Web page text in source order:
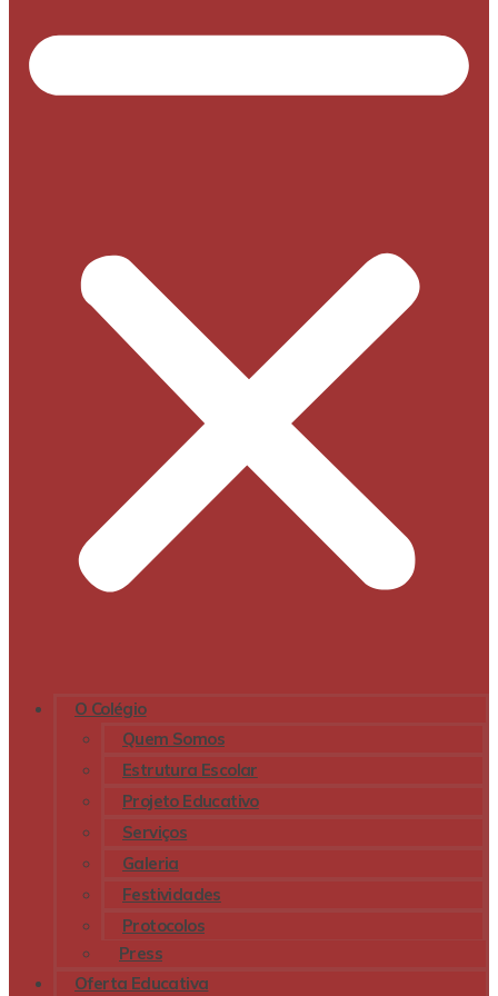
O Colégio
Quem Somos
Estrutura Escolar
Projeto Educativo
Serviços
Galeria
Festividades
Protocolos
Press
Oferta Educativa